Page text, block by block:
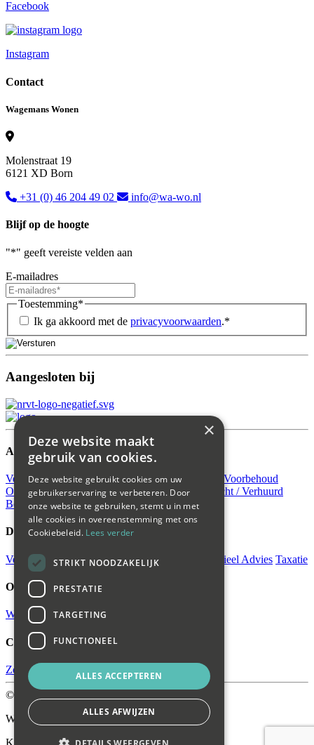
Facebook
Instagram
Contact
Wagemans Wonen
Molenstraat 19
6121 XD Born
+31 (0) 46 204 49 02
info@wa-wo.nl
Blijf op de hoogte
"*" geeft vereiste velden aan
E-mailadres
Toestemming*
Ik ga akkoord met de privacyvoorwaarden.*
Aangesloten bij
Aanbod
Verkocht Verhuurd Beschikbaar Verkocht Onder Voorbehoud
Onder Bod Nieuw Koop Open huis Huur
Verkocht / Verhuurd
Bedrijfsaanbod huur
Diensten
Verkoop Gratis Waardebepaling Aankoop Financieel Advies Taxatie
Over ons
Wagemans wonen
Contact
Zoekopdracht
©
Wagemans Wonen
KVK-nummer: 42017859
×
Deze website maakt
gebruik van cookies.
Deze website gebruikt cookies om uw
gebruikerservaring te verbeteren. Door
onze website te gebruiken, stemt u in met
alle cookies in overeenstemming met ons
Cookiebeleid. Lees verder
STRIKT NOODZAKELIJK
PRESTATIE
TARGETING
FUNCTIONEEL
ALLES ACCEPTEREN
ALLES AFWIJZEN